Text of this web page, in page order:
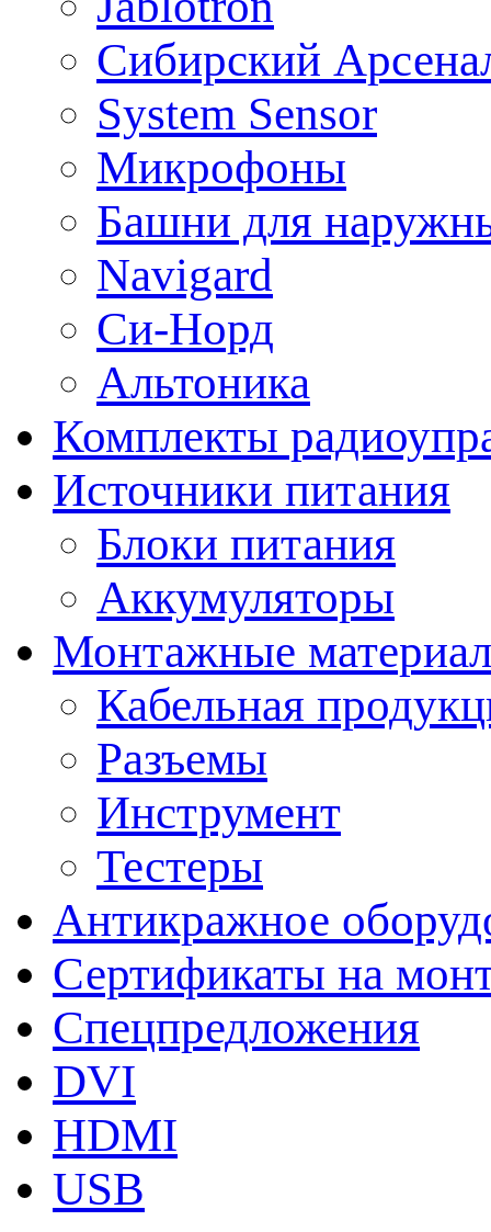
Сибирский
System Sensor
Микрофоны
Башни для
Navigard
Си-Норд
Альтоника
Комплекты
Источники питания
Блоки питания
Аккумуляторы
Монтажные
Кабельная
Разъемы
Инструмент
Тестеры
Антикражное
Сертификаты на
Спецпредложения
DVI
HDMI
USB